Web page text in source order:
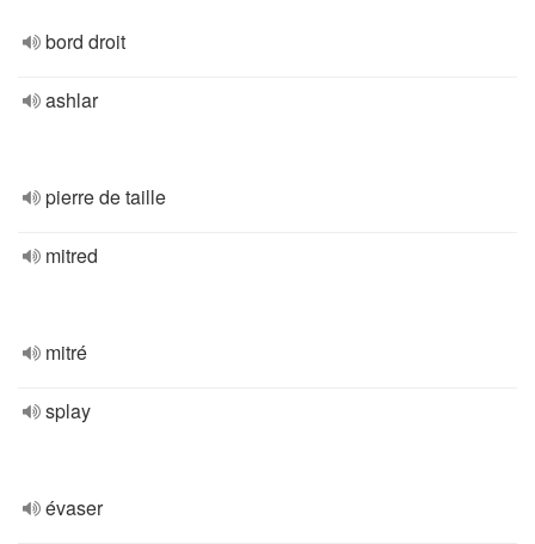
bord droit
ashlar
pierre de taille
mitred
mitré
splay
évaser